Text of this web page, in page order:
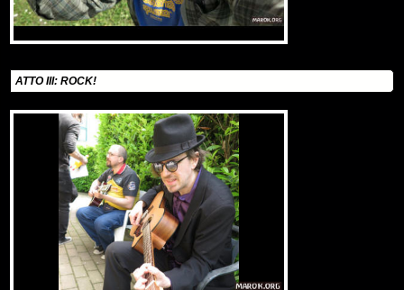
ATTO III: ROCK!